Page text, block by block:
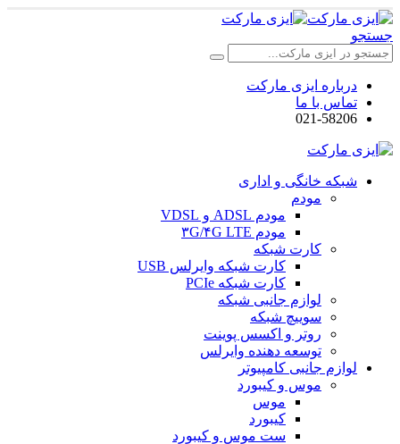
جستجو
درباره ایزی مارکت
تماس با ما
021-58206
شبکه خانگی و اداری
مودم
مودم ADSL و VDSL
مودم ۳G/۴G LTE
کارت شبکه
کارت شبکه وایرلس USB
کارت شبکه PCIe
لوازم جانبی شبکه
سوییچ شبکه
روتر و اکسس پوینت
توسعه دهنده وایرلس
لوازم جانبی کامپیوتر
موس و کیبورد
موس
کیبورد
ست موس و کیبورد